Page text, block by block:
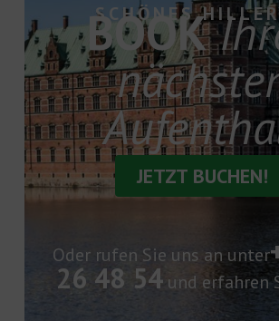
SCHÖNES
BOOK
JETZT BUCHEN!
Oder rufen Sie uns an unter
26 48 54 und erfahren